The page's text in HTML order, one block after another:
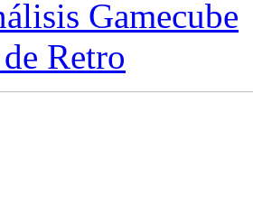
Gamecube
Retro